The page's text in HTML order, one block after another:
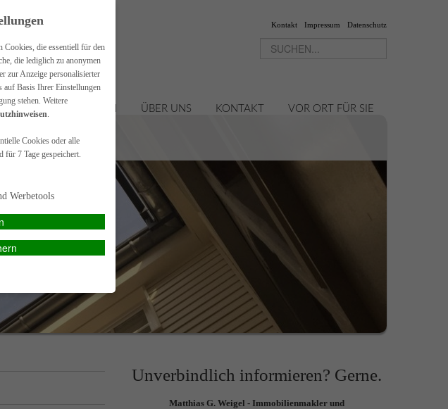
Kontakt Impressum Datenschutz
ÜBER UNS KONTAKT VOR ORT FÜR SIE
Unverbindlich informieren? Gerne.
Matthias G. Weigel - Immobilienmakler und
Cookies, die essentiell für den
die lediglich zu anonymen
zur Anzeige personalisierter
auf Basis Ihrer Einstellungen
stehen. Weitere
.
Cookies oder alle
für 7 Tage gespeichert.
Werbetools